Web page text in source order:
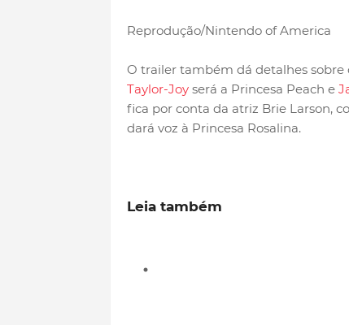
Reprodução/Nintendo of America
O trailer também dá detalhes sobre
Taylor-Joyserá a Princesa Peach e
fica por conta da atriz Brie Larson,
dará voz à Princesa Rosalina.
Leia também